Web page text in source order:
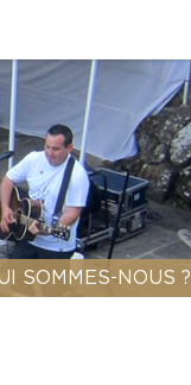
SOMMES-NOUS ?